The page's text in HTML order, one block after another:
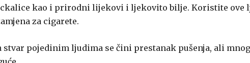
kao i prirodni lijekovi i ljekovito bilje. Koristite ove
za cigarete.
stvar pojedinim ljudima se čini prestanak pušenja, ali